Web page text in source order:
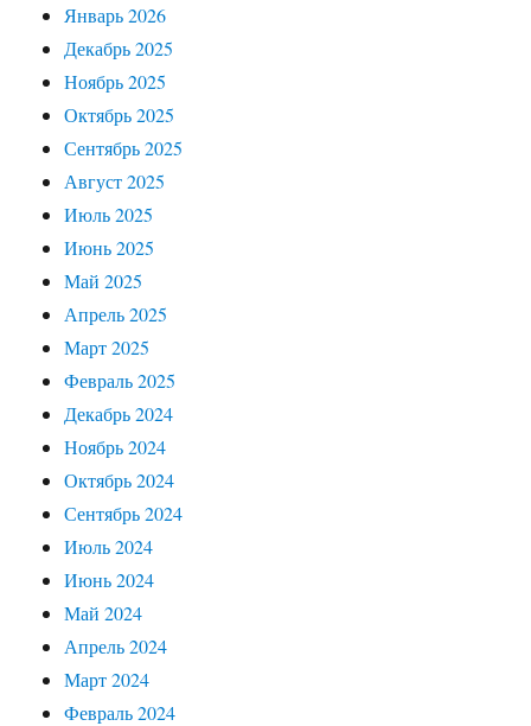
Январь 2026
Декабрь 2025
Ноябрь 2025
Октябрь 2025
Сентябрь 2025
Август 2025
Июль 2025
Июнь 2025
Май 2025
Апрель 2025
Март 2025
Февраль 2025
Декабрь 2024
Ноябрь 2024
Октябрь 2024
Сентябрь 2024
Июль 2024
Июнь 2024
Май 2024
Апрель 2024
Март 2024
Февраль 2024